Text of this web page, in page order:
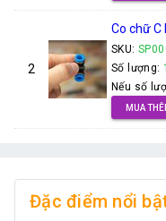
2
Co chữ C
SKU:
Số lượng: 1
Nếu số
MUA
Đặc điểm nổi